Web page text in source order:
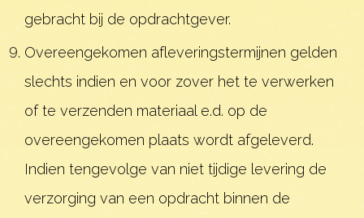
gebracht bij de opdrachtgever.
Overeengekomen afleveringstermijnen gelden
slechts indien en voor zover het te verwerken
of te verzenden materiaal e.d. op de
overeengekomen plaats wordt afgeleverd.
Indien tengevolge van niet tijdige levering de
verzorging van een opdracht binnen de